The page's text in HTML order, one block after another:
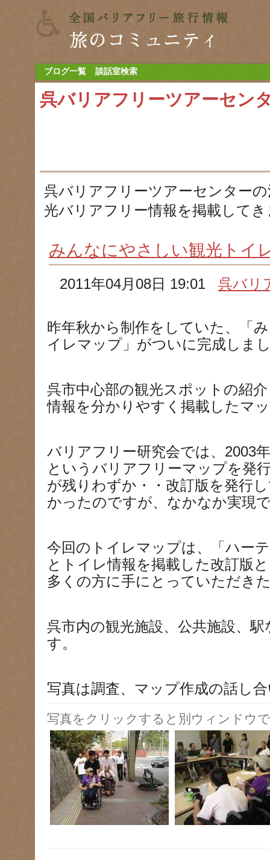
ブログ一覧 談話室検索
呉バリアフリーツアーセン
呉バリアフリーツアーセンター
光バリアフリー情報を掲載して
みんなにやさしい観光トイ
2011年04月08日 19:01呉バリ
昨年秋から制作をしていた、「
イレマップ」がついに完成しま
呉市中心部の観光スポットの紹
情報を分かりやすく掲載したマ
バリアフリー研究会では、2003
というバリアフリーマップを発
が残りわずか・・改訂版を発行
かったのですが、なかなか実現
今回のトイレマップは、「ハー
とトイレ情報を掲載した改訂版
多くの方に手にとっていただき
呉市内の観光施設、公共施設、
す。
写真は調査、マップ作成の話し
写真をクリックすると別ウィンドウ